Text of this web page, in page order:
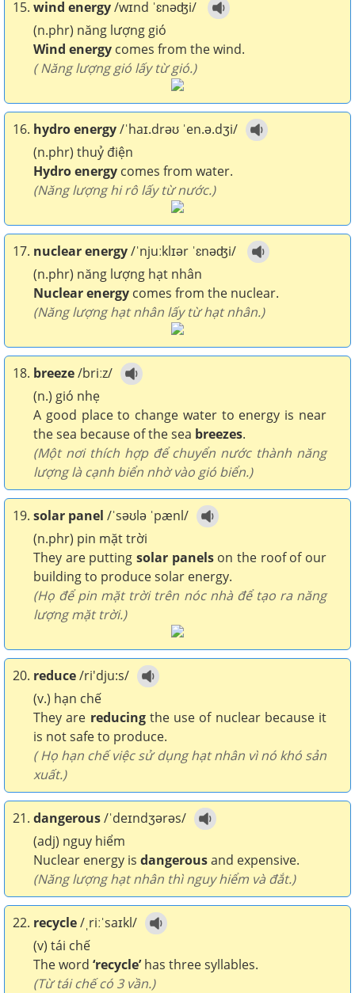
15. wind energy/wɪnd ˈɛnəʤi/
(n.phr) năng lượng gió
Wind energy comes from the wind.
( Năng lượng gió lấy từ gió.)
16. hydro energy/ˈhaɪ.drəʊ ˈen.ə.dʒi/
(n.phr) thuỷ điện
Hydro energy comes from water.
(Năng lượng hi rô lấy từ nước.)
17. nuclear energy/ˈnjuːklɪər ˈɛnəʤi/
(n.phr) năng lượng hạt nhân
Nuclear energy comes from the nuclear.
(Năng lượng hạt nhân lấy từ hạt nhân.)
18. breeze/briːz/
(n.) gió nhẹ
A good place to change water to energy is near
the sea because of the sea breezes.
(Một nơi thích hợp để chuyển nước thành năng
lượng là cạnh biển nhờ vào gió biển.)
19. solar panel /ˈsəʊlə ˈpænl/
(n.phr) pin mặt trời
They are putting solar panelson the roof of our
building to produce solar energy.
(Họ để pin mặt trời trên nóc nhà để tạo ra năng
lượng mặt trời.)
20. reduce/ri'dju:s/
(v.) hạn chế
They are reducingthe use of nuclear because it
is not safe to produce.
( Họ hạn chế việc sử dụng hạt nhân vì nó khó sản
xuất.)
21. dangerous/ˈdeɪndʒərəs/
(adj) nguy hiểm
Nuclear energy is dangerousand expensive.
(Năng lượng hạt nhân thì nguy hiểm và đắt.)
22. recycle/ˌriːˈsaɪkl/
(v) tái chế
The word ‘recycle’has three syllables.
(Từ tái chế có 3 vần.)